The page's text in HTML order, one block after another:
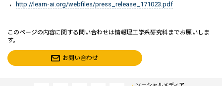
http://learn-ai.org/webfiles/press_release_171023.pdf
このページの内容に関する問い合わせは情報理工学系研究科までお願いしま
す。
お問い合わせ